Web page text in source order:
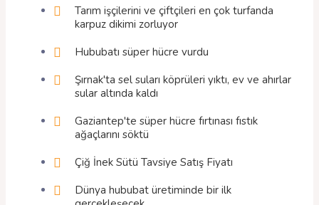
Tarım işçilerini ve çiftçileri en çok turfanda
karpuz dikimi zorluyor
Hububatı süper hücre vurdu
Şırnak'ta sel suları köprüleri yıktı, ev ve ahırlar
sular altında kaldı
Gaziantep'te süper hücre fırtınası fıstık
ağaçlarını söktü
Çiğ İnek Sütü Tavsiye Satış Fiyatı
Dünya hububat üretiminde bir ilk